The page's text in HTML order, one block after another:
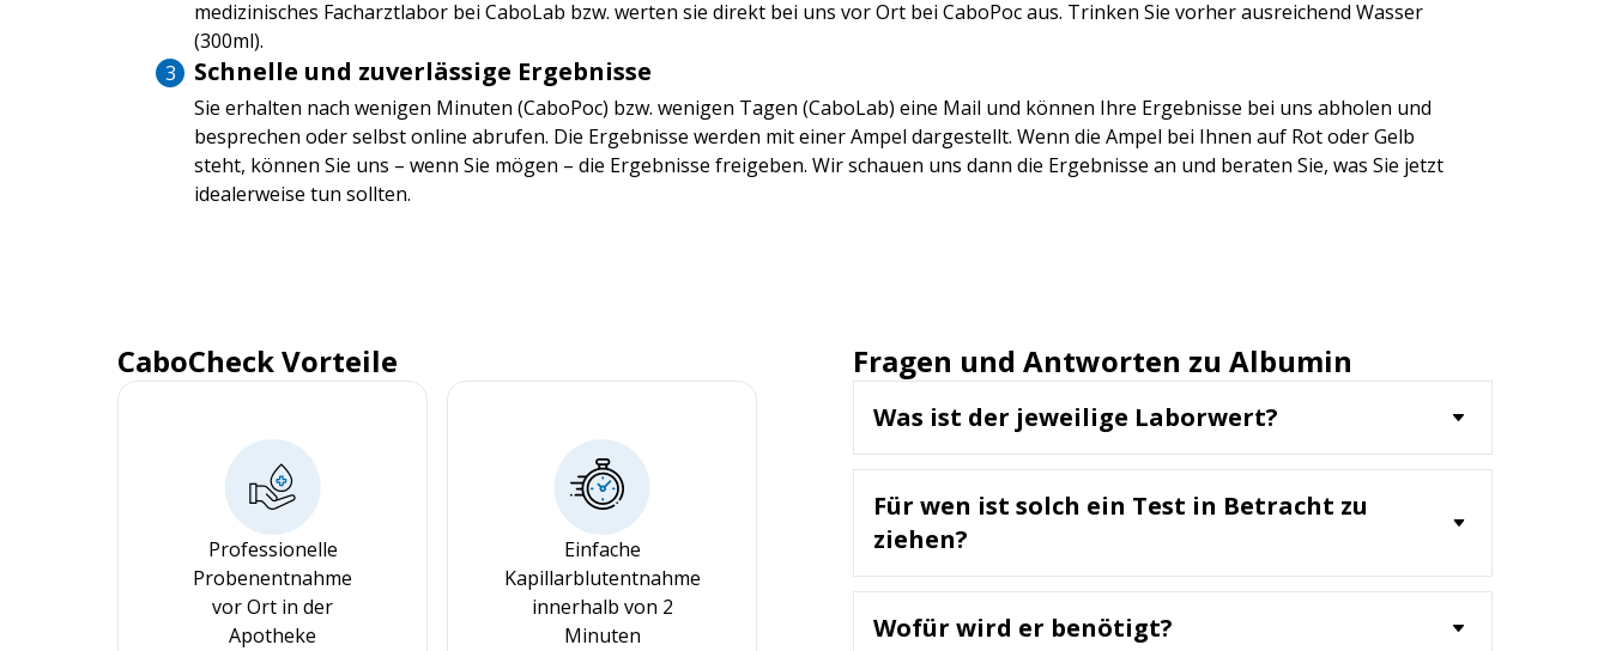
medizinisches Facharztlabor bei CaboLab bzw. werten sie direkt bei uns vor Ort bei CaboPoc aus. Trinken Sie vorher ausreichend Wasser
(300ml).
Schnelle und zuverlässige Ergebnisse
Sie erhalten nach wenigen Minuten (CaboPoc) bzw. wenigen Tagen (CaboLab) eine Mail und können Ihre Ergebnisse bei uns abholen und
besprechen oder selbst online abrufen. Die Ergebnisse werden mit einer Ampel dargestellt. Wenn die Ampel bei Ihnen auf Rot oder Gelb
steht, können Sie uns – wenn Sie mögen – die Ergebnisse freigeben. Wir schauen uns dann die Ergebnisse an und beraten Sie, was Sie jetzt
idealerweise tun sollten.
CaboCheck Vorteile
Professionelle
Probenentnahme
vor Ort in der
Apotheke
Einfache
Kapillarblutentnahme
innerhalb von 2
Minuten
Fragen und Antworten zu Albumin
Was ist der jeweilige Laborwert?
Albumin ist ein Protein, das in der Leber produziert wird und viele
wichtige Funktionen hat,
darunter den Transport von Substanzen im Blut und die
Aufrechterhaltung des
Albuminkonzentration im Blut und gibt
Hinweise auf Leberfunktion, Ernährungsstatus und
Für wen ist solch ein Test in Betracht zu
ziehen?
Ein Albumin-Test wird empfohlen für:
• Patienten mit Symptomen wie Ödemen, Müdigkeit oder
Gewichtsverlust
Wofür wird er benötigt?